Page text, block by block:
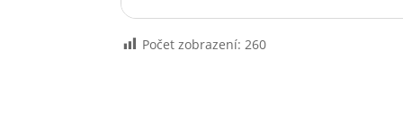
Počet zobrazení: 260